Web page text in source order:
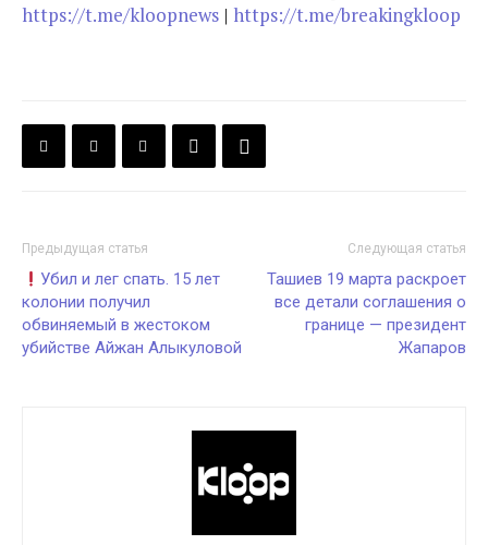
https://t.me/kloopnews | https://t.me/breakingkloop
Предыдущая статья
Убил и лег спать. 15 лет
колонии получил
обвиняемый в жестоком
убийстве Айжан Алыкуловой
Следующая статья
Ташиев 19 марта раскроет
все детали соглашения о
границе — президент
Жапаров